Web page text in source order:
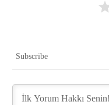
Subscribe